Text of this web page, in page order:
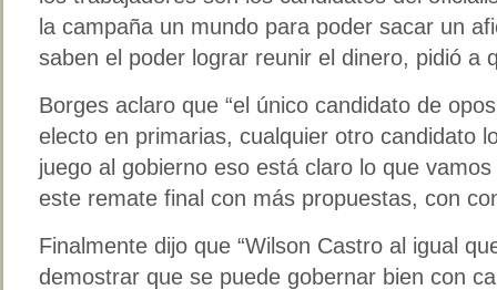
la campaña un mundo para poder sacar un
saben el poder lograr reunir el dinero, pidió a
Borges aclaro que “el único candidato de
electo en primarias, cualquier otro candidato
juego al gobierno eso está claro lo que
este remate final con más propuestas, con
Finalmente dijo que “Wilson Castro al igual
demostrar que se puede gobernar bien con